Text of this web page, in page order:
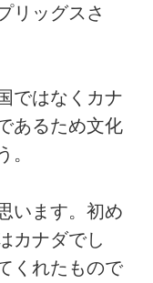
リッグスさ
ではなくカナ
あるため文化
。
います。初め
カナダでし
くれたもので